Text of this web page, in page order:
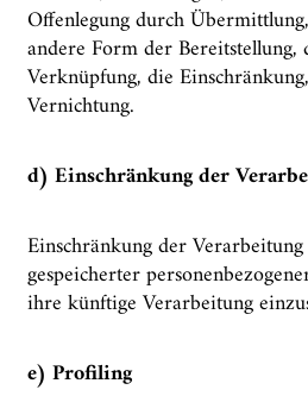
Offenlegung durch
andere Form der
Verknüpfung, die
Vernichtung.
d) Einschränkung der
Einschränkung der
gespeicherter
ihre künftige Verarbeitung
e) Profiling